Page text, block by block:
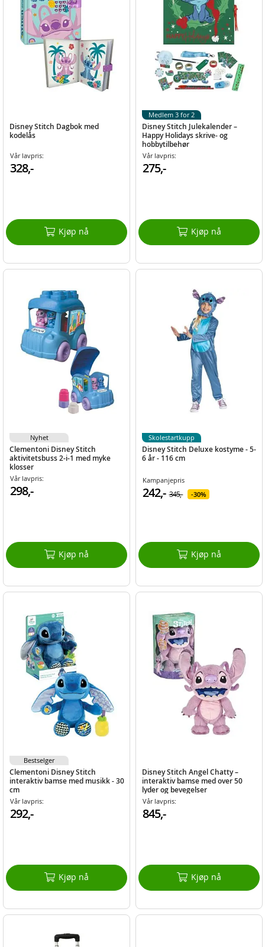
Disney Stitch Dagbok med
kodelås
Vår lavpris:
328,-
Kjøp nå
Disney Stitch Julekalender –
Happy Holidays skrive- og
hobbytilbehør
Vår lavpris:
275,-
Kjøp nå
Medlem 3 for 2
Clementoni Disney Stitch
aktivitetsbuss 2-i-1 med myke
klosser
Vår lavpris:
298,-
Kjøp nå
Nyhet
Disney Stitch Deluxe kostyme - 5-
6 år - 116 cm
Kampanjepris
242,- 345,- 30%
Kjøp nå
Skolestartkupp
Clementoni Disney Stitch
interaktiv bamse med musikk - 30
cm
Vår lavpris:
292,-
Kjøp nå
Bestselger
Disney Stitch Angel Chatty –
interaktiv bamse med over 50
lyder og bevegelser
Vår lavpris:
845,-
Kjøp nå